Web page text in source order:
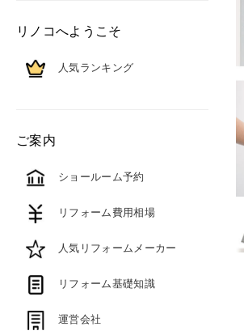
リノコへようこそ
人気ランキング
ご案内
ショールーム予約
リフォーム費用相場
人気リフォームメーカー
リフォーム基礎知識
運営会社